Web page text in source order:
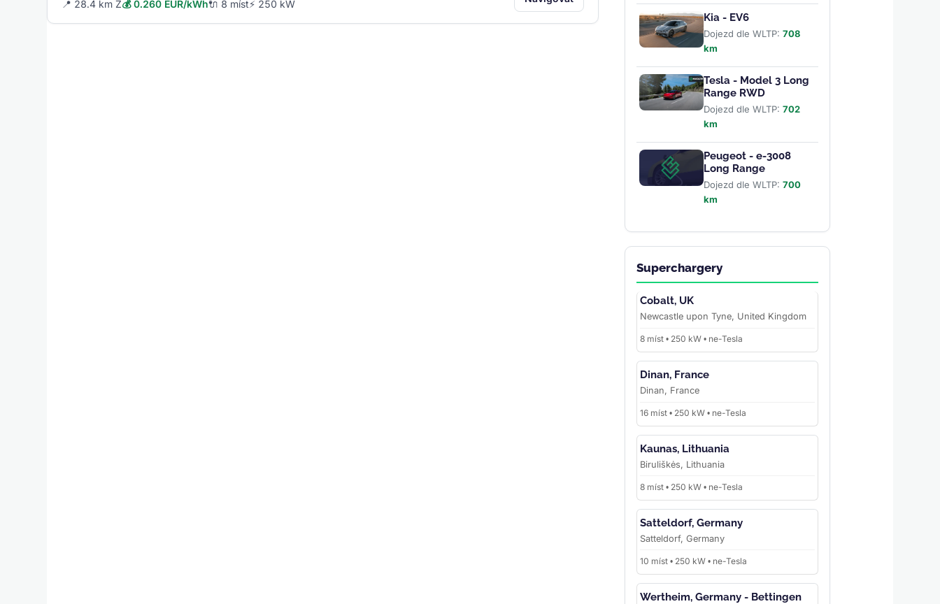
📍 28.4 km Z💰 0.260 EUR/kWh🔌 8 míst⚡ 250 kW
Kia - EV6
Dojezd dle WLTP: 708
km
Tesla - Model 3 Long
Range RWD
Dojezd dle WLTP: 702
km
Peugeot - e-3008
Long Range
Dojezd dle WLTP: 700
km
Superchargery
Cobalt, UK
Newcastle upon Tyne, United Kingdom
8 míst • 250 kW • ne-Tesla
Dinan, France
Dinan, France
16 míst • 250 kW • ne-Tesla
Kaunas, Lithuania
Biruliškės, Lithuania
8 míst • 250 kW • ne-Tesla
Satteldorf, Germany
Satteldorf, Germany
10 míst • 250 kW • ne-Tesla
Wertheim, Germany - Bettingen